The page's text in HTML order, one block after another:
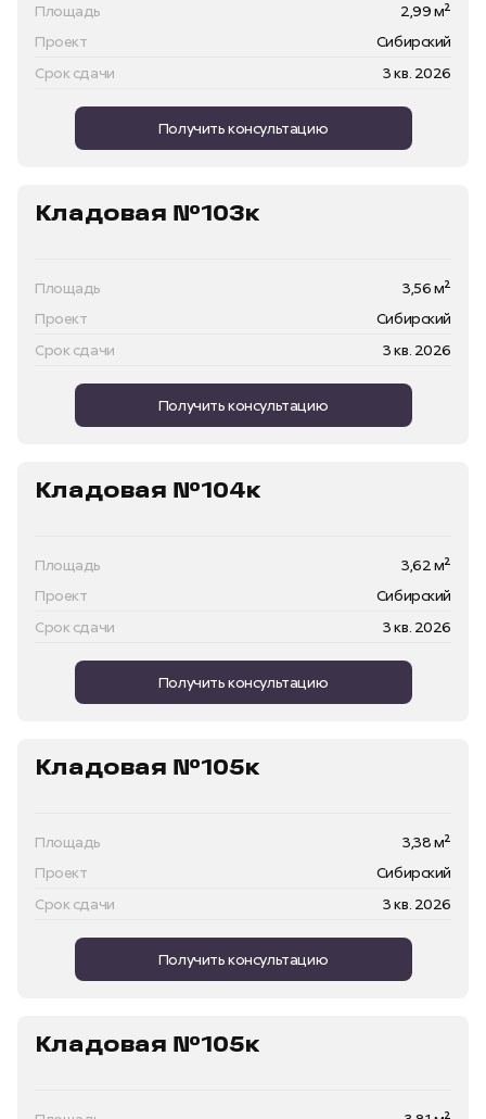
Проект
Сибирский
Срок сдачи
3 кв. 2026
Площадь 2,99 м²
Получить консультацию
Кладовая №103к
Проект
Сибирский
Срок сдачи
3 кв. 2026
Площадь 3,56 м²
Получить консультацию
Кладовая №104к
Проект
Сибирский
Срок сдачи
3 кв. 2026
Площадь 3,62 м²
Получить консультацию
Кладовая №105к
Проект
Сибирский
Срок сдачи
3 кв. 2026
Площадь 3,38 м²
Получить консультацию
Кладовая №105к